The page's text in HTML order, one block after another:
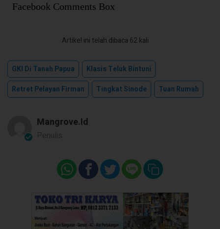
Facebook Comments Box
Artikel ini telah dibaca 62 kali
GKI Di Tanah Papua
Klasis Teluk Bintuni
Retret Pelayan Firman
Tingkat Sinode Tuan Rumah
Mangrove.id